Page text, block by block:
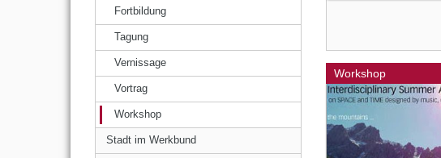
Fortbildung
Tagung
Vernissage
Vortrag
Workshop
Stadt im Werkbund
Workshop